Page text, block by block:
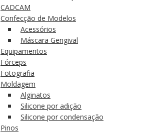
CADCAM
Confecção de Modelos
Acessórios
Máscara Gengival
Equipamentos
Fórceps
Fotografia
Moldagem
Alginatos
Silicone por adição
Silicone por condensação
Pinos